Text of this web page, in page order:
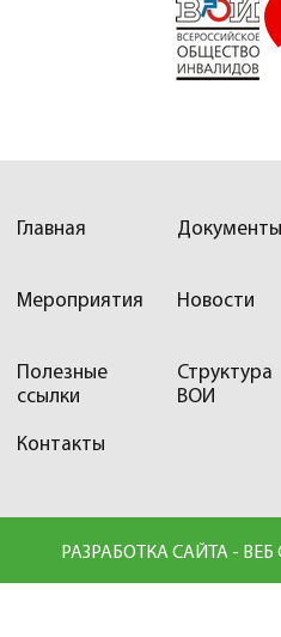
Главная Документы
Мероприятия
Новости
Полезные
ссылки
Структура
ВОИ
Контакты
РАЗРАБОТКА САЙТА - ВЕБ